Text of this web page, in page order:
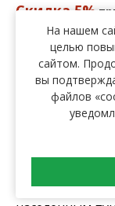
Скидка 5%
Только за
тонн
мусора.
действующим
«Эко Градъ»
ЮЗАО в любом
В режиме
На нашем
целью
сайтом.
вы
файлов